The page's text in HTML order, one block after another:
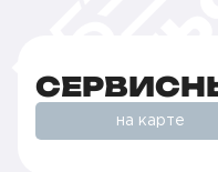
на карте